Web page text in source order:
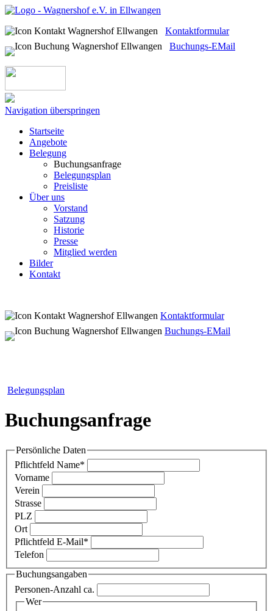
Kontaktformular
Buchungs-EMail
Navigation überspringen
Startseite
Angebote
Belegung
Buchungsanfrage
Belegungsplan
Preisliste
Über uns
Vorstand
Satzung
Historie
Presse
Mitglied werden
Bilder
Kontakt
Kontaktformular
Buchungs-EMail
Belegungsplan
Buchungsanfrage
Persönliche Daten
Pflichtfeld Name*
Vorname
Verein
Strasse
PLZ
Ort
Pflichtfeld E-Mail*
Telefon
Buchungsangaben
Personen-Anzahl ca.
Wer